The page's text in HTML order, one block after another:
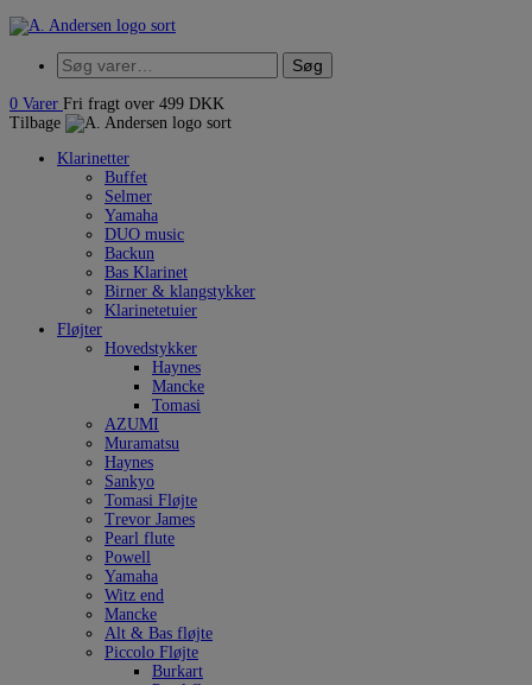
Hop
indholdetSøg
efter:
Søg
0 Varer Fri fragt over 499 DKK
Tilbage
Klarinetter
Buffet
Selmer
Yamaha
DUO music
Backun
Bas Klarinet
Birner & klangstykker
Klarinetetuier
Fløjter
Hovedstykker
Haynes
Mancke
Tomasi
AZUMI
Muramatsu
Haynes
Sankyo
Tomasi Fløjte
Trevor James
Pearl flute
Powell
Yamaha
Witz end
Mancke
Alt & Bas fløjte
Piccolo Fløjte
Burkart